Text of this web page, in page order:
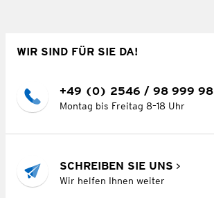
WIR SIND FÜR SIE DA!
+49 (0) 2546 / 98 999 98
Montag bis Freitag 8–18 Uhr
SCHREIBEN SIE UNS
Wir helfen Ihnen weiter